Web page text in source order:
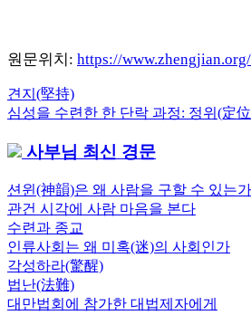
원문위치: https://
글
내
비
게
이
션
Previous
Post:
견지(堅持)
Next
심성을 수련한 한 단락 과정: 정위(定
사부님 최신 경문
션윈(神韻)은 왜 사람을 구할 수 있는가
관건 시각에 사람 마음을 본다
수련과 종교
인류사회는 왜 미혹(迷)의 사회인가
각성하라(驚醒)
법난(法難)
대만법회에 참가한 대법제자에게